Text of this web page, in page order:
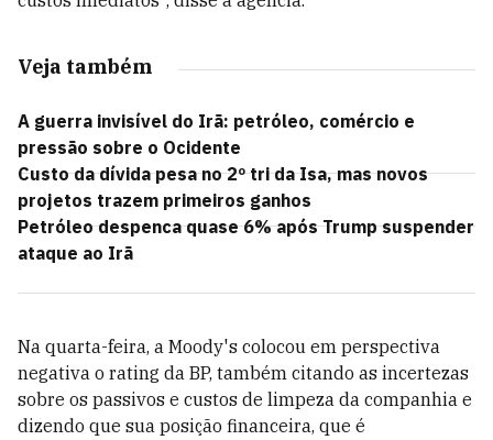
Veja também
A guerra invisível do Irã: petróleo, comércio e
pressão sobre o Ocidente
Custo da dívida pesa no 2º tri da Isa, mas novos
projetos trazem primeiros ganhos
Petróleo despenca quase 6% após Trump suspender
ataque ao Irã
Na quarta-feira, a Moody's colocou em perspectiva
negativa o rating da BP, também citando as incertezas
sobre os passivos e custos de limpeza da companhia e
dizendo que sua posição financeira, que é